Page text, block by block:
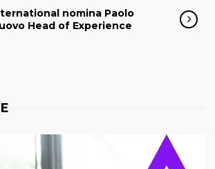
nomina Paolo
Head of Experience